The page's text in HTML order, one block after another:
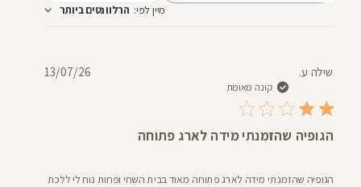
מיין לפי: הרלוונטים ביותר
שילה ע.
קונה מאומת
הגופיה שהזמנתי מידה לארג פתוחה
הגופיה שהזמנתי מידה לארג פתוחה מאוד בבית השחי ופחות נוח לי ללכת
13/07/26